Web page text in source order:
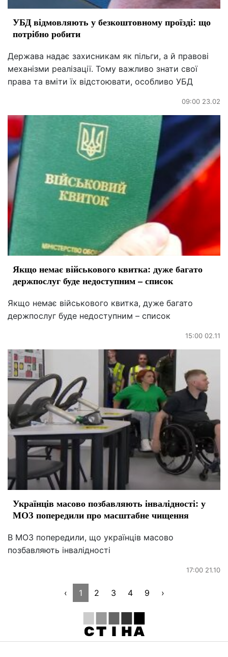
УБД відмовляють у безкоштовному проїзді: що
потрібно робити
Держава надає захисникам як пільги, а й правові
механізми реалізації. Тому важливо знати свої
права та вміти їх відстоювати, особливо УБД
09:00 23.02
Якщо немає військового квитка: дуже багато
держпослуг буде недоступним – список
Якщо немає військового квитка, дуже багато
держпослуг буде недоступним – список
15:00 02.11
Українців масово позбавляють інвалідності: у
МОЗ попередили про масштабне чищення
В МОЗ попередили, що українців масово
позбавляють інвалідності
17:00 21.10
‹ 1 2 3 4 9 ›